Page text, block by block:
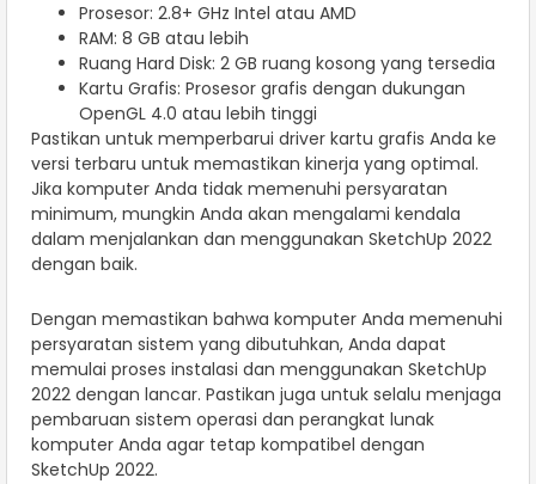
Prosesor: 2.8+ GHz Intel atau AMD
RAM: 8 GB atau lebih
Ruang Hard Disk: 2 GB ruang kosong yang tersedia
Kartu Grafis: Prosesor grafis dengan dukungan
OpenGL 4.0 atau lebih tinggi
Pastikan untuk memperbarui driver kartu grafis Anda ke
versi terbaru untuk memastikan kinerja yang optimal.
Jika komputer Anda tidak memenuhi persyaratan
minimum, mungkin Anda akan mengalami kendala
dalam menjalankan dan menggunakan SketchUp 2022
dengan baik.
Dengan memastikan bahwa komputer Anda memenuhi
persyaratan sistem yang dibutuhkan, Anda dapat
memulai proses instalasi dan menggunakan SketchUp
2022 dengan lancar. Pastikan juga untuk selalu menjaga
pembaruan sistem operasi dan perangkat lunak
komputer Anda agar tetap kompatibel dengan
SketchUp 2022.